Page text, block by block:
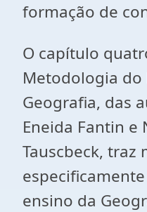
formação de
O capítulo
Metodologia do
Geografia, das
Eneida Fantin e
Tauscbeck, traz
ensino da